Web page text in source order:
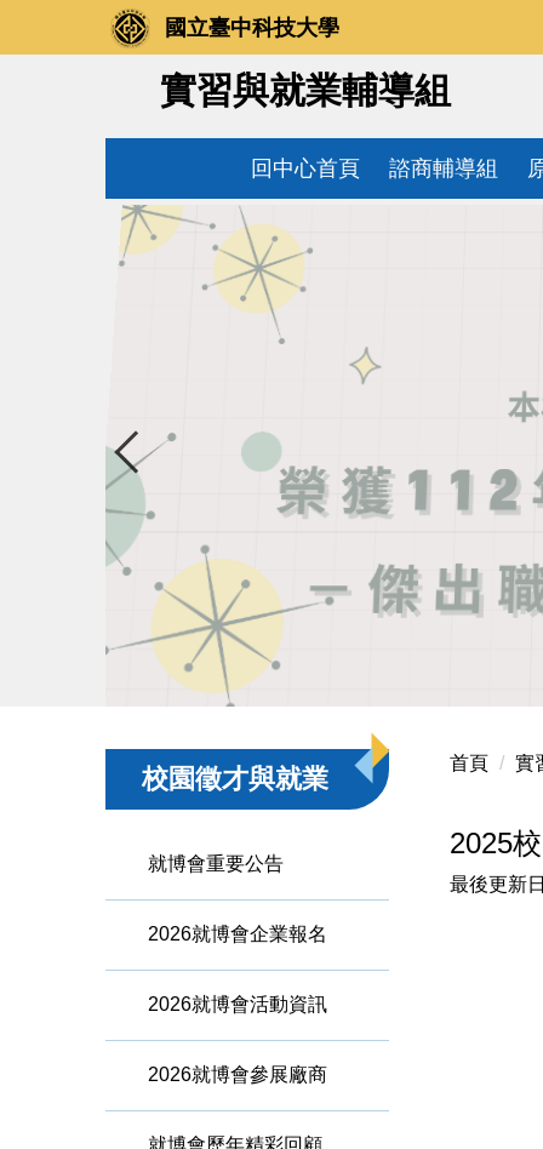
國立臺中科技大學
實習與就業輔導組
回中心首頁 諮商輔導組
校園徵才與就業
就博會重要公告
2026就博會企業報名
2026就博會活動資訊
2026就博會參展廠商
就博會歷年精彩回顧
首頁 實
2025
最後更新